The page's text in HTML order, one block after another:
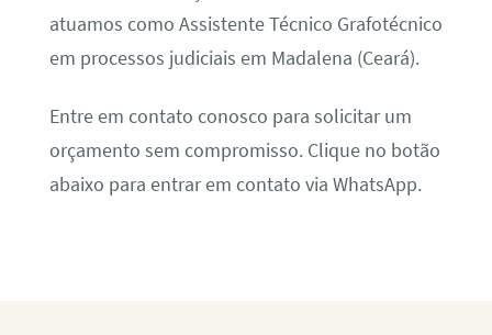
atuamos como Assistente Técnico Grafotécnico
em processos judiciais em Madalena (Ceará).
Entre em contato conosco para solicitar um
orçamento sem compromisso. Clique no botão
abaixo para entrar em contato via WhatsApp.